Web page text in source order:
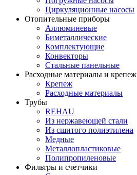
Циркуляционные насосы
Отопительные приборы
Аллюминевые
Биметаллические
Комплектующие
Конвекторы
Стальные панельные
Расходные материалы и крепеж
Крепеж
Расходные материалы
Трубы
REHAU
Из нержавеющей стали
Из сшитого полиэтилена
Медные
Металлопластиковые
Полипропиленовые
Фильтры и счетчики